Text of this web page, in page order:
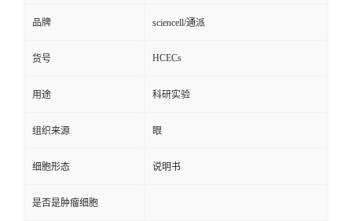
品牌 sciencell/通派
货号 HCECs
用途 科研实验
组织来源 眼
细胞形态 说明书
是否是肿瘤细胞